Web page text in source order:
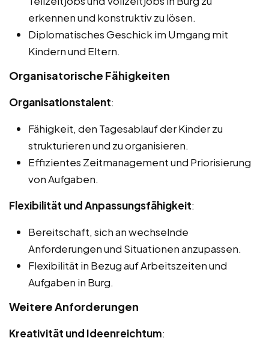
erkennen und konstruktiv zu lösen.
Diplomatisches Geschick im Umgang mit
Kindern und Eltern.
Organisatorische Fähigkeiten
Organisationstalent:
Fähigkeit, den Tagesablauf der Kinder zu
strukturieren und zu organisieren.
Effizientes Zeitmanagement und Priorisierung
von Aufgaben.
Flexibilität und Anpassungsfähigkeit:
Bereitschaft, sich an wechselnde
Anforderungen und Situationen anzupassen.
Flexibilität in Bezug auf Arbeitszeiten und
Aufgaben in Burg.
Weitere Anforderungen
Kreativität und Ideenreichtum: